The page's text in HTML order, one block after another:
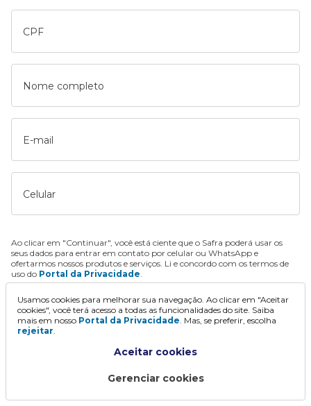
CPF
Nome completo
E-mail
Celular
Ao clicar em "Continuar", você está ciente que o Safra poderá usar os
seus dados para entrar em contato por celular ou WhatsApp e
ofertarmos nossos produtos e serviços. Li e concordo com os termos de
uso do Portal da Privacidade.
Continuar
Usamos cookies para melhorar sua navegação. Ao clicar em "Aceitar
cookies", você terá acesso a todas as funcionalidades do site. Saiba
mais em nosso Portal da Privacidade. Mas, se preferir, escolha
rejeitar.
Aceitar cookies
Gerenciar cookies